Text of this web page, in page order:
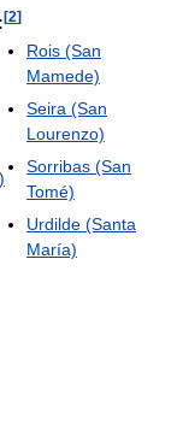
[2]
Rois (San
Mamede)
Seira (San
Lourenzo)
Sorribas (San
Tomé)
Urdilde (Santa
María)